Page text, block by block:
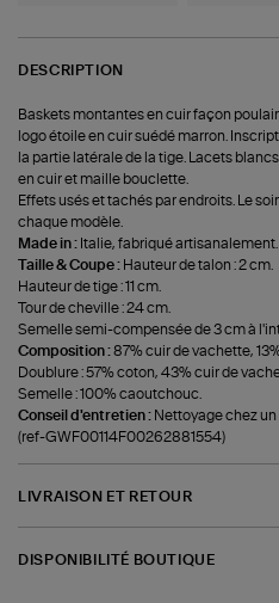
DESCRIPTION
Baskets montantes en cuir façon
logo étoile en cuir suédé marron.
la partie latérale de la tige. Lacets
en cuir et maille bouclette.
Effets usés et tachés par endroits. Le
chaque modèle.
Made in : Italie, fabriqué artisanalement.
Taille & Coupe : Hauteur de talon : 2 cm.
Hauteur de tige : 11 cm.
Tour de cheville : 24 cm.
Semelle semi-compensée de 3 cm à
Composition :87% cuir de vachette,
Doublure : 57% coton, 43% cuir de
Semelle : 100% caoutchouc.
Conseil d'entretien : Nettoyage chez
(ref-GWF00114F00262881554)
LIVRAISON ET RETOUR
DISPONIBILITÉ BOUTIQUE